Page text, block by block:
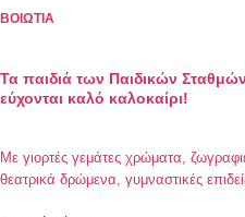
ΒΟΙΩΤΙΑ
Τα παιδιά των Παιδικών
εύχονται καλό καλοκαίρι!
Με γιορτές γεμάτες χρώματα,
θεατρικά δρώμενα, γυμναστικές